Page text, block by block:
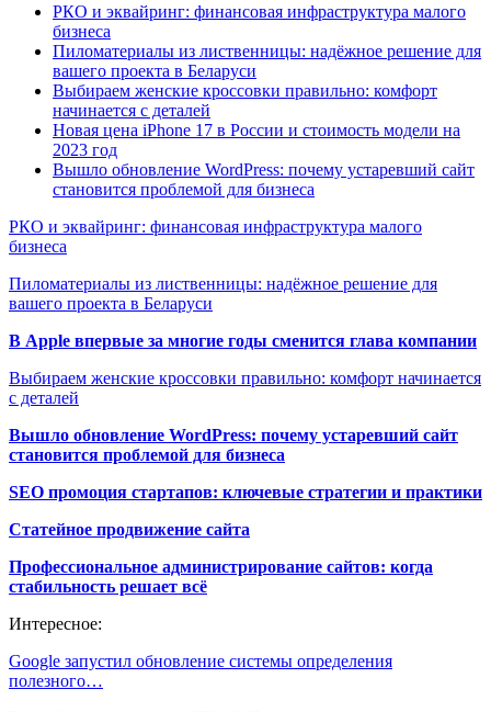
РКО и эквайринг: финансовая инфраструктура малого
бизнеса
Пиломатериалы из лиственницы: надёжное решение для
вашего проекта в Беларуси
Выбираем женские кроссовки правильно: комфорт
начинается с деталей
Новая цена iPhone 17 в России и стоимость модели на
2023 год
Вышло обновление WordPress: почему устаревший сайт
становится проблемой для бизнеса
РКО и эквайринг: финансовая инфраструктура малого
бизнеса
Пиломатериалы из лиственницы: надёжное решение для
вашего проекта в Беларуси
В Apple впервые за многие годы сменится глава компании
Выбираем женские кроссовки правильно: комфорт начинается
с деталей
Вышло обновление WordPress: почему устаревший сайт
становится проблемой для бизнеса
SEO промоция стартапов: ключевые стратегии и практики
Статейное продвижение сайта
Профессиональное администрирование сайтов: когда
стабильность решает всё
Интересное:
Google запустил обновление системы определения
полезного…